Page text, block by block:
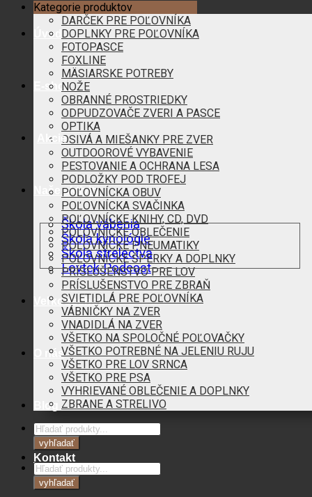
Úvod
E-shop
Akcie
Naše aktivity
Škola vábenia
Škola kynológie
Škola strelectva
Lovtek Podcast
Veľkoobchod
O nás
Blog
Kontakt
Kategorie produktov
DARČEK PRE POĽOVNÍKA
DOPLNKY PRE POĽOVNÍKA
FOTOPASCE
FOXLINE
MÄSIARSKE POTREBY
NOŽE
OBRANNÉ PROSTRIEDKY
ODPUDZOVAČE ZVERI A PASCE
OPTIKA
OSIVÁ A MIEŠANKY PRE ZVER
OUTDOOROVÉ VYBAVENIE
PESTOVANIE A OCHRANA LESA
PODLOŽKY POD TROFEJ
POĽOVNÍCKA OBUV
POĽOVNÍCKA SVAČINKA
POĽOVNÍCKE KNIHY, CD, DVD
POĽOVNÍCKE OBLEČENIE
POĽOVNÍCKE PNEUMATIKY
POĽOVNÍCKE ŠPERKY A DOPLNKY
PRÍSLUŠENSTVO PRE LOV
PRÍSLUŠENSTVO PRE ZBRAŇ
SVIETIDLÁ PRE POĽOVNÍKA
VÁBNIČKY NA ZVER
VNADIDLÁ NA ZVER
VŠETKO NA SPOLOČNÉ POĽOVAČKY
VŠETKO POTREBNÉ NA JELENIU RUJU
VŠETKO PRE LOV SRNCA
VŠETKO PRE PSA
VYHRIEVANÉ OBLEČENIE A DOPLNKY
ZBRANE A STRELIVO
Products
search
vyhľadať
Products
search
vyhľadať